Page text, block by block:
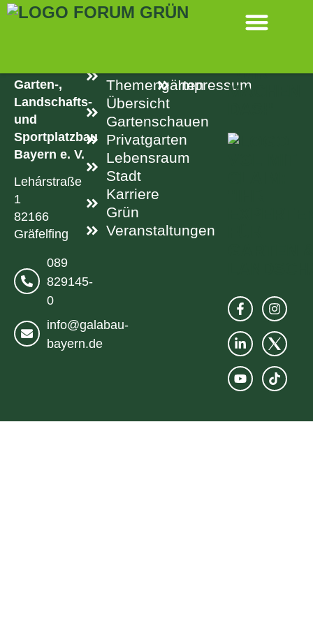
SPRINGEN
Garten-,
Landschafts-
und
Sportplatzbau
Bayern e. V.
Lehárstraße
1
82166
Gräfelfing
089
829145-
0
info@galabau-
bayern.de
Themengärten
Übersicht
Gartenschauen
Privatgarten
Lebensraum
Stadt
Karriere
Grün
Veranstaltungen
Impressum